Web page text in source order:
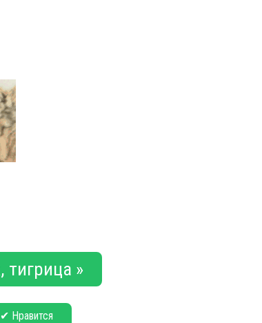
тигрица »
✔ Нравится